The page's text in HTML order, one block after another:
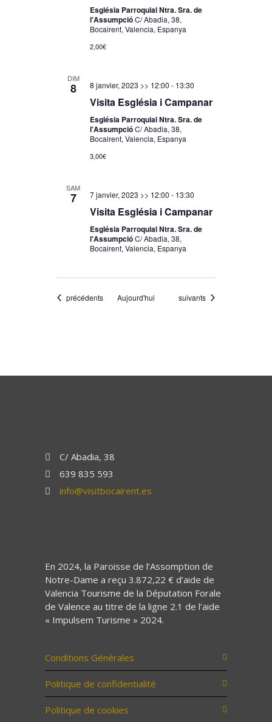
Església Parroquial Ntra. Sra. de
l'AssumpcióC/ Abadia, 38,
Bocairent, Valencia, Espanya
2,00€
DIM
8 8 janvier, 2023 >> 12:00 - 13:30
Visita Església i Campanar
Església Parroquial Ntra. Sra. de
l'AssumpcióC/ Abadia, 38,
Bocairent, Valencia, Espanya
3,00€
SAM
7 7 janvier, 2023 >> 12:00 - 13:30
Visita Església i Campanar
Església Parroquial Ntra. Sra. de
l'AssumpcióC/ Abadia, 38,
Bocairent, Valencia, Espanya
Évènements
précédents Aujourd'hui Évènements
suivants
C/ Abadia, 38
639 835 593
info@visitbocairent.es
En 2024, la Paroisse de l’Assomption de
Notre-Dame a reçu 3.872,22 € d’aide de
Valencia Tourisme de la Députation Forale
de Valence au titre de la ligne 2.1 de l’aide
« Impulsem Turisme » 2024.
Conditions Générales
Politique de confidentialité
Politique de cookies